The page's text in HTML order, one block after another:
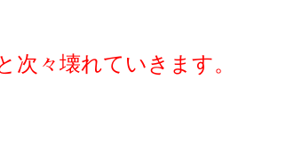
次々壊れていきます。